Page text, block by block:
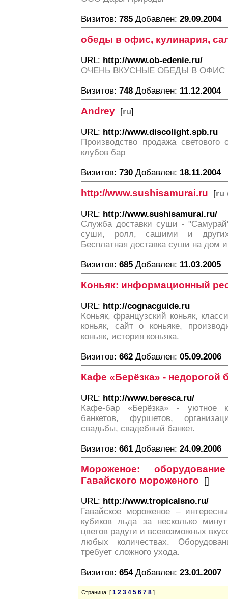
Визитов: 785 Добавлен: 29.09.2004
обеды в офис, кулинария,
URL: http://www.ob-edenie.ru/
ОЧЕНЬ ВКУСНЫЕ ОБЕДЫ В ОФИС
Визитов: 748 Добавлен: 11.12.2004
Andrey [ru]
URL: http://www.discolight.spb.ru
Производство продажа светового
клубов бар
Визитов: 730 Добавлен: 18.11.2004
http://www.sushisamurai.ru [ru
URL: http://www.sushisamurai.ru/
Служба доставки суши -
суши, ролл, сашими и
Бесплатная доставка суши на дом
Визитов: 685 Добавлен: 11.03.2005
Коньяк: информационный
URL: http://cognacguide.ru
Коньяк, французский коньяк,
коньяк, сайт о коньяке,
коньяк, история коньяка.
Визитов: 662 Добавлен: 05.09.2006
Кафе «Берёзка» - недорогой
URL: http://www.beresca.ru/
Кафе-бар «Берёзка» - уютное
банкетов, фуршетов,
свадьбы, свадебный банкет.
Визитов: 661 Добавлен: 24.09.2006
Мороженое:
Гавайского мороженого []
URL: http://www.tropicalsno.ru/
Гавайское мороженое –
кубиков льда за несколько
цветов радуги и всевозможных
любых количествах.
требует сложного ухода.
Визитов: 654Добавлен: 23.01.2007
Страница: [ 1 2 3 4 5 6 7 8 ]